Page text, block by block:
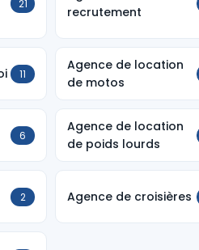
21
recrutement
11
Agence de location
de motos
6
Agence de location
de poids lourds
2 Agence de croisières